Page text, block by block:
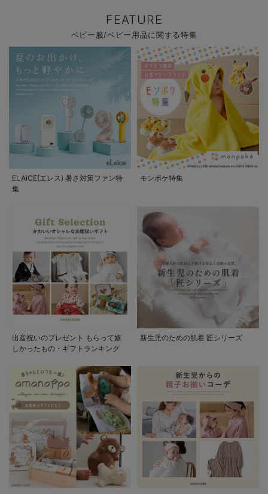
FEATURE
ベビー服/ベビー用品に関する特集
ELAiCE(エレス) 暑さ対策ファン特
集
モンポケ特集
出産祝いのプレゼント もらって嬉
しかったもの・ギフトランキング
新生児のための肌着 匠シリーズ